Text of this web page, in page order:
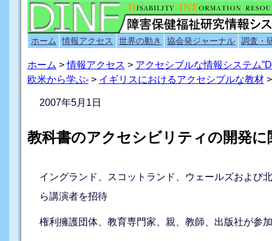
ホーム 情報アクセス 世界の動き 協会発ジャーナル 調査・
ホーム >情報アクセス > アクセシブルな情報システム
欧米から学ぶ-> イギリスにおけるアクセシブルな教材>
2007年5月1日
教科書のアクセシビリティの開発に
イングランド、スコットランド、ウェールズおよび
ら講演者を招待
権利擁護団体、教育専門家、親、教師、出版社が参加